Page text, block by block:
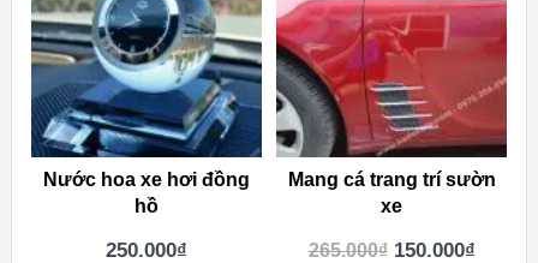
Nước hoa xe hơi đồng
hồ
250.000₫
Mang cá trang trí sườn
xe
265.000₫ 150.000₫